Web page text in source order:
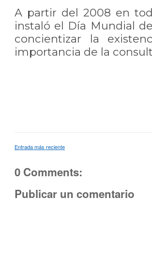
A partir del 2008 en
instaló el Día Mundial
concientizar la
importancia de la
Entrada más reciente
0 Comments:
Publicar un comentario